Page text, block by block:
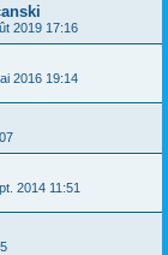
2019 17:16
2016 19:14
2014 11:51